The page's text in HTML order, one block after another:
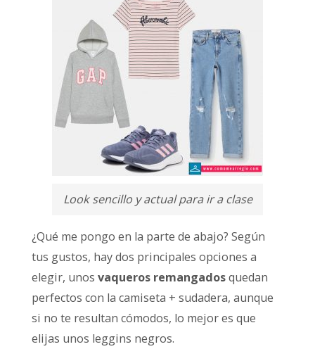
Look sencillo y actual para ir a clase
¿Qué me pongo en la parte de abajo? Según
tus gustos, hay dos principales opciones a
elegir, unos vaqueros remangadosquedan
perfectos con la camiseta + sudadera, aunque
si no te resultan cómodos, lo mejor es que
elijas unos leggins negros.